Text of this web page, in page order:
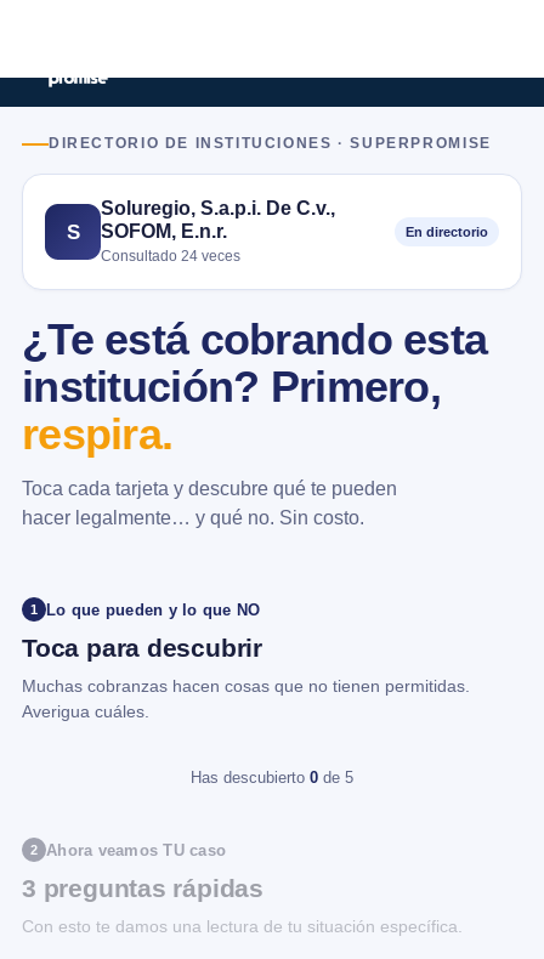
DIRECTORIO DE INSTITUCIONES · SUPERPROMISE
S
Soluregio, S.a.p.i. De C.v.,
SOFOM, E.n.r.
Consultado 24 veces
En directorio
¿Te está cobrando esta
institución? Primero,
respira.
Toca cada tarjeta y descubre qué te pueden
hacer legalmente… y qué no. Sin costo.
1 Lo que pueden y lo que NO
Toca para descubrir
Muchas cobranzas hacen cosas que no tienen permitidas.
Averigua cuáles.
Has descubierto 0 de 5
2 Ahora veamos TU caso
3 preguntas rápidas
Con esto te damos una lectura de tu situación específica.